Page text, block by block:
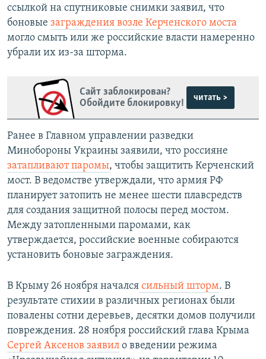
ссылкой на спутниковые снимки заявил, что
боновые заграждения возле Керченского моста
могло смыть или же российские власти намеренно
убрали их из-за шторма.
Сайт заблокирован?
Обойдите блокировку!
читать >
Ранее в Главном управлении разведки
Минобороны Украины заявили, что россияне
затапливают паромы, чтобы защитить Керченский
мост. В ведомстве утверждали, что армия РФ
планирует затопить не менее шести плавсредств
для создания защитной полосы перед мостом.
Между затопленными паромами, как
утверждается, российские военные собираются
установить боновые заграждения.
В Крыму 26 ноября начался сильный шторм. В
результате стихии в различных регионах были
повалены сотни деревьев, десятки домов получили
повреждения. 28 ноября российский глава Крыма
Сергей Аксенов заявил о введении режима